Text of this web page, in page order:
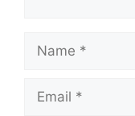
Naim
2023 (Isnin)